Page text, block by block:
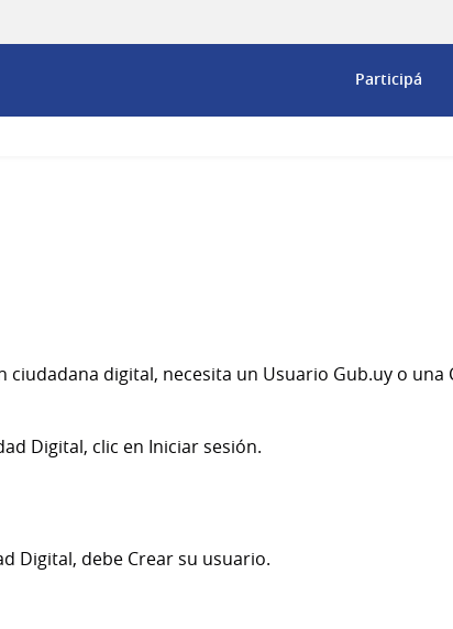
Participá
digital, necesita un Usuario Gub.uy o una
Digital, clic en Iniciar sesión.
Digital, debe Crear su usuario.